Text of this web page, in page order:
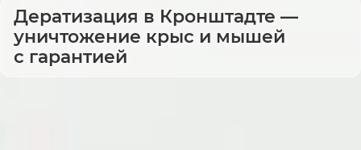
Дератизация в Кронштадте —
уничтожение крыс и мышей
с гарантией